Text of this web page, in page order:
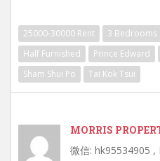
25000-30000 Rent 3 Bedrooms
Half Furnished
Prince Edward
Sham Shui Po
Tai Kok Tsui
MORRIS
微信: hk95534905